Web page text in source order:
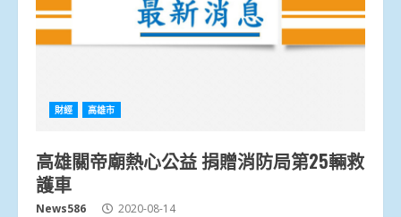
財經 高雄市
高雄關帝廟熱心公益 捐贈消防局第25輛救
護車
News586 2020-08-14